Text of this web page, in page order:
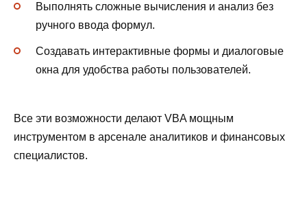
Выполнять сложные вычисления и анализ без
ручного ввода формул.
Создавать интерактивные формы и диалоговые
окна для удобства работы пользователей.
Все эти возможности делают VBA мощным
инструментом в арсенале аналитиков и финансовых
специалистов.